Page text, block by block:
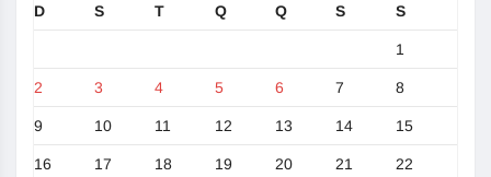
D S T Q Q S S
1
2 3 4 5 6 7 8
9 10 11 12 13 14 15
16 17 18 19 20 21 22